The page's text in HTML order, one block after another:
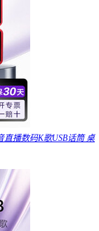
直播数码K歌USB话筒 桌